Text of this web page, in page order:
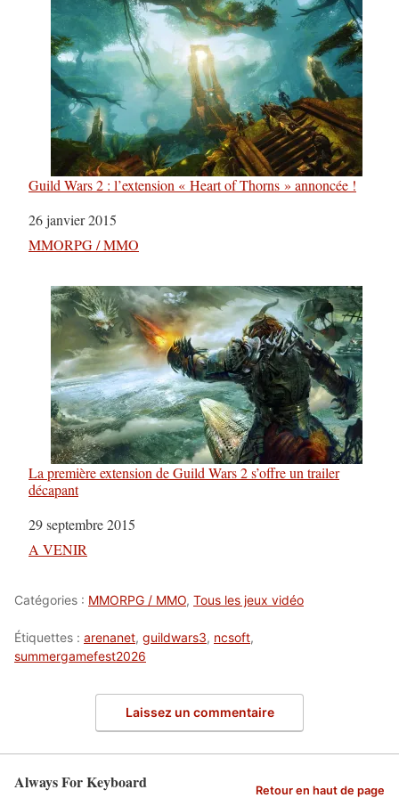
Guild Wars 2 : l’extension « Heart of Thorns » annoncée !
Date
26 janvier 2015
Par rapport à
MMORPG / MMO
La première extension de Guild Wars 2 s’offre un trailer
décapant
Date
29 septembre 2015
Par rapport à
A VENIR
Catégories : MMORPG / MMO, Tous les jeux vidéo
Étiquettes : arenanet, guildwars3, ncsoft,
summergamefest2026
Laissez un commentaire
Always For Keyboard Retour en haut de page